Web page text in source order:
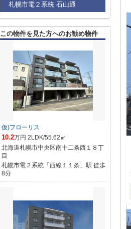
札幌市電２系統 石山通
この物件を見た方へのお勧め物件
仮)フローリス
10.2万円 2LDK/55.62㎡
北海道札幌市中央区南十二条西１８丁
目
札幌市電２系統「西線１１条」駅 徒歩
8分